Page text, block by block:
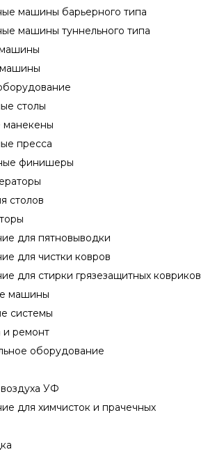
машины барьерного типа
машины туннельного типа
машины
столы
пресса
финишеры
столов
для пятновыводки
для чистки ковров
для стирки грязезащитных ковриков
машины
системы
и ремонт
оборудование
УФ
для химчисток и прачечных